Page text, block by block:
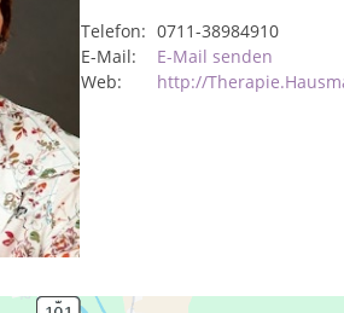
Telefon: 0711-38984910
E-Mail:
E-Mail senden
Web:
http://